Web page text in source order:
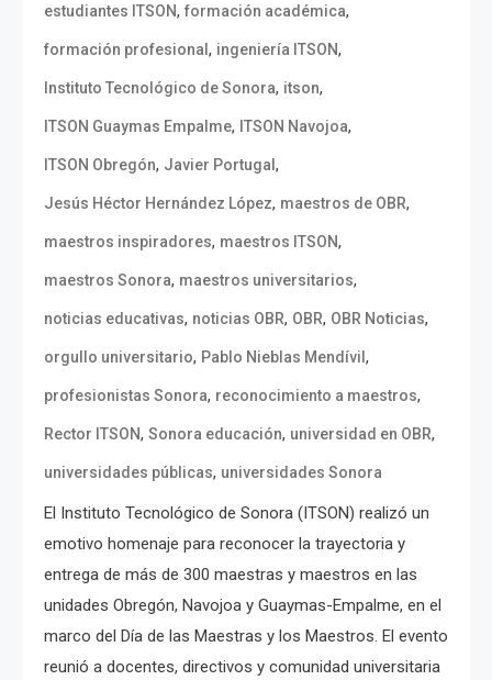
estudiantes ITSON, formación académica,
formación profesional , ingeniería ITSON,
Instituto Tecnológico de Sonora, itson,
ITSON Guaymas Empalme, ITSON Navojoa,
ITSON Obregón, Javier Portugal ,
Jesús Héctor Hernández López, maestros de OBR,
maestros inspiradores, maestros ITSON,
maestros Sonora, maestros universitarios,
noticias educativas, noticias OBR, OBR, OBR Noticias,
orgullo universitario, Pablo Nieblas Mendívil ,
profesionistas Sonora, reconocimiento a maestros,
Rector ITSON, Sonora educación, universidad en OBR,
universidades públicas, universidades Sonora
El Instituto Tecnológico de Sonora (ITSON) realizó un
emotivo homenaje para reconocer la trayectoria y
entrega de más de 300 maestras y maestros en las
unidades Obregón, Navojoa y Guaymas-Empalme, en el
marco del Día de las Maestras y los Maestros. El evento
reunió a docentes, directivos y comunidad universitaria